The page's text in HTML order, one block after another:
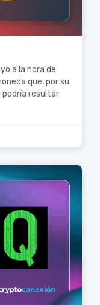
a la hora de
que, por su
podría resultar